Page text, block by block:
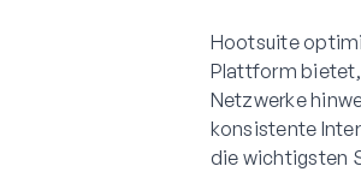
Hootsuite
Plattform bietet,
Netzwerke
konsistente
die wichtigsten